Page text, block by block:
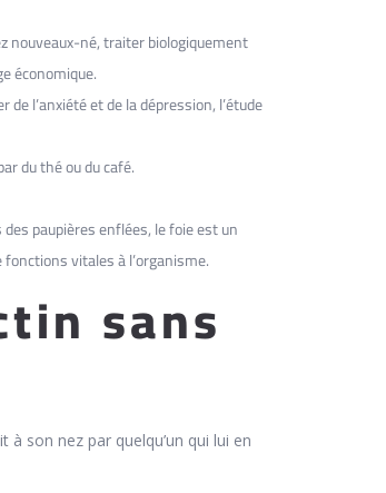
nouveaux-né, traiter biologiquement
économique.
l’anxiété et de la dépression, l’étude
du thé ou du café.
paupières enflées, le foie est un
vitales à l’organisme.
sans
son nez par quelqu’un qui lui en